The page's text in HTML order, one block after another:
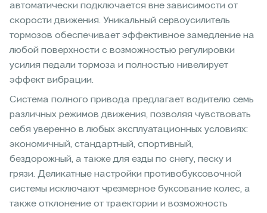
автоматически подключается вне зависимости от
скорости движения. Уникальный сервоусилитель
тормозов обеспечивает эффективное замедление на
любой поверхности с возможностью регулировки
усилия педали тормоза и полностью нивелирует
эффект вибрации.
Система полного привода предлагает водителю семь
различных режимов движения, позволяя чувствовать
себя уверенно в любых эксплуатационных условиях:
экономичный, стандартный, спортивный,
бездорожный, а также для езды по снегу, песку и
грязи. Деликатные настройки противобуксовочной
системы исключают чрезмерное буксование колес, а
также отклонение от траектории и возможность